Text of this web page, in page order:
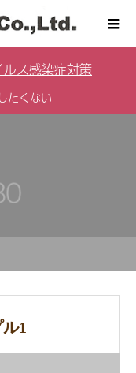
ス感染症対策
たくない
1